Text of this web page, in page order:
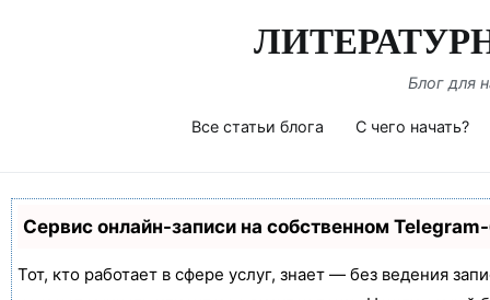
Блог для
Все статьи блога С чего начать?
Сервис онлайн-записи на собственном
Тот, кто работает в сфере услуг, знает — без ведения